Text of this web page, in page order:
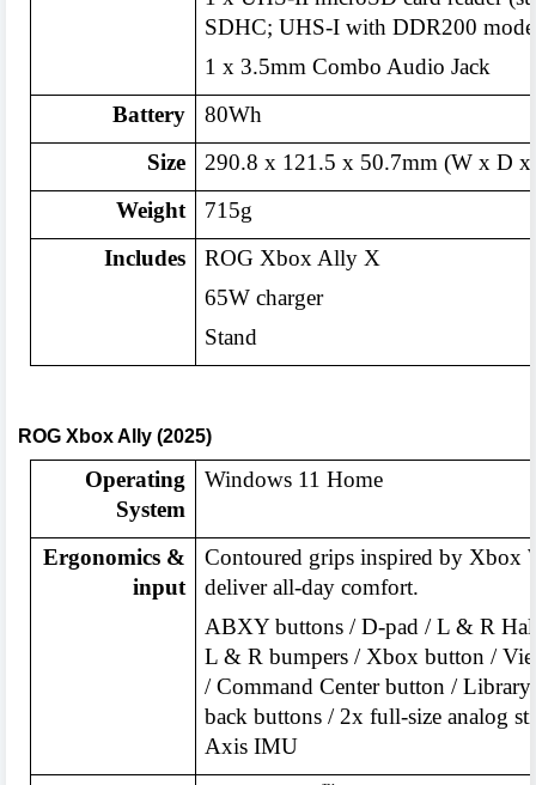
SDHC; UHS-I with DDR200
1 x 3.5mm Combo Audio Jack
Battery
80Wh
Size
290.8 x 121.5 x 50.7mm (W x D
Weight
715g
Includes
ROG Xbox Ally X
65W charger
Stand
ROG Xbox Ally (2025)
Operating
System
Windows 11 Home
Ergonomics &
input
Contoured grips inspired by Xbox
deliver all-day comfort.
ABXY buttons / D-pad / L & R
L & R bumpers / Xbox button /
/ Command Center button /
back buttons / 2x full-size analog
Axis IMU